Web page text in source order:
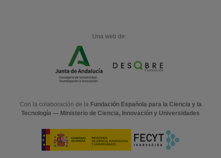
Una web de:
Con la colaboración de la Fundación Española para la Ciencia y la
Tecnología — Ministerio de Ciencia, Innovación y Universidades